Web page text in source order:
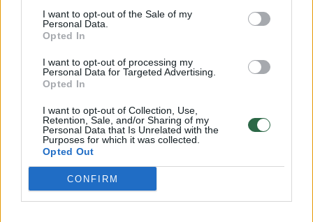
I want to opt-out of the Sale of my
Personal Data.
Opted In
I want to opt-out of processing my
Personal Data for Targeted Advertising.
Opted In
I want to opt-out of Collection, Use,
Retention, Sale, and/or Sharing of my
Personal Data that Is Unrelated with the
Purposes for which it was collected.
Opted Out
CONFIRM
Pasimėgavę gardžiais virtinukais, laidos
vedėjai užsuks į dar vieną itin populiarią
vietelę mieste. Vidurio rytų virtuvės bistro
pitas, kebabus, bet ir kitus įspūdingo skonio
patiekalus.